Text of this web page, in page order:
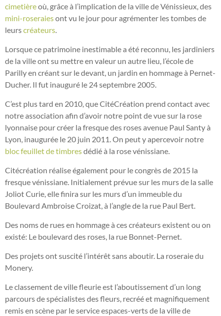
cimetièreoù, grâce à l’implication de la ville de Vénissieux, des
mini-roseraiesont vu le jour pour agrémenter les tombes de
leurscréateurs.
Lorsque ce patrimoine inestimable a été reconnu, les jardiniers
de la villeont su mettre en valeur un autre lieu, l’école de
Parilly en créant sur le devant, un jardin en hommage à Pernet-
Ducher. Il fut inauguré le 24 septembre 2005.
C’est plus tard en 2010, que CitéCréation prend contact avec
notre association afin d’avoir notre point de vue sur la rose
lyonnaise pour créer la fresque des rosesavenue Paul Santy à
Lyon, inaugurée le 20 juin 2011. On peut y apercevoir notre
bloc feuillet de timbresdédié à la rose vénissiane.
Citécréation réalise également pour le congrès de 2015 la
fresque vénissiane. Initialement prévue sur les murs de la salle
Joliot Curie, elle finira sur les murs d’un immeuble du
Boulevard Ambroise Croizat, à l’angle de la rue Paul Bert.
Des noms de rues en hommage à ces créateurs existent ou on
existé: Le boulevard des roses, la rue Bonnet-Pernet.
Des projets ont suscité l’intérêt sans aboutir. La roseraie du
Monery.
Le classement de ville fleurie est l’aboutissement d’un long
parcours de spécialistes des fleurs, recréé et magnifiquement
remis en scène par le service espaces-verts de la ville de